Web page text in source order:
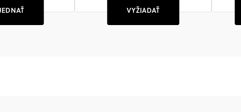
VYŽIADAŤ